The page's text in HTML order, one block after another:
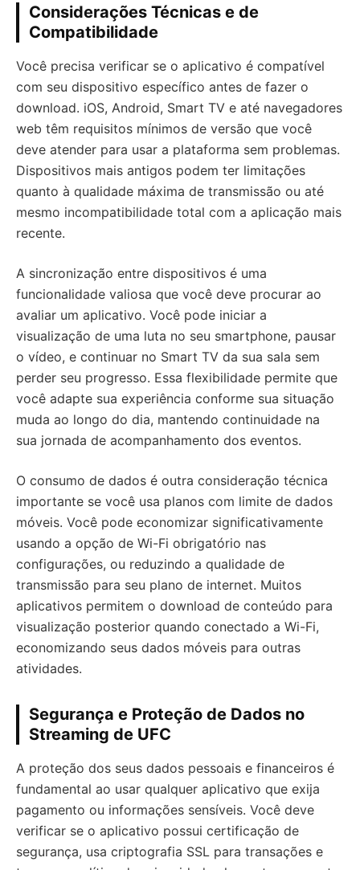
Considerações Técnicas e de
Compatibilidade
Você precisa verificar se o aplicativo é compatível
com seu dispositivo específico antes de fazer o
download. iOS, Android, Smart TV e até navegadores
web têm requisitos mínimos de versão que você
deve atender para usar a plataforma sem problemas.
Dispositivos mais antigos podem ter limitações
quanto à qualidade máxima de transmissão ou até
mesmo incompatibilidade total com a aplicação mais
recente.
A sincronização entre dispositivos é uma
funcionalidade valiosa que você deve procurar ao
avaliar um aplicativo. Você pode iniciar a
visualização de uma luta no seu smartphone, pausar
o vídeo, e continuar no Smart TV da sua sala sem
perder seu progresso. Essa flexibilidade permite que
você adapte sua experiência conforme sua situação
muda ao longo do dia, mantendo continuidade na
sua jornada de acompanhamento dos eventos.
O consumo de dados é outra consideração técnica
importante se você usa planos com limite de dados
móveis. Você pode economizar significativamente
usando a opção de Wi-Fi obrigatório nas
configurações, ou reduzindo a qualidade de
transmissão para seu plano de internet. Muitos
aplicativos permitem o download de conteúdo para
visualização posterior quando conectado a Wi-Fi,
economizando seus dados móveis para outras
atividades.
Segurança e Proteção de Dados no
Streaming de UFC
A proteção dos seus dados pessoais e financeiros é
fundamental ao usar qualquer aplicativo que exija
pagamento ou informações sensíveis. Você deve
verificar se o aplicativo possui certificação de
segurança, usa criptografia SSL para transações e